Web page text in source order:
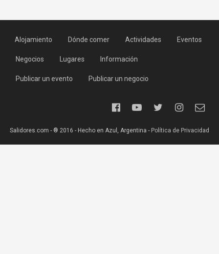
Alojamiento Dónde comer Actividades Eventos
Negocios Lugares Información
Publicar un evento Publicar un negocio
Salidores.com - ® 2016 - Hecho en Azul, Argentina - Política de Privacidad